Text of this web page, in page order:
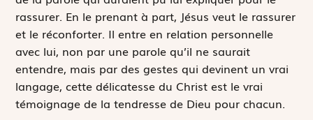
rassurer. En le prenant à part, Jésus veut le rassurer
et le réconforter. Il entre en relation personnelle
avec lui, non par une parole qu’il ne saurait
entendre, mais par des gestes qui devinent un vrai
langage, cette délicatesse du Christ est le vrai
témoignage de la tendresse de Dieu pour chacun.